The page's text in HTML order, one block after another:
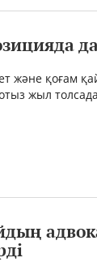
және қоғам
жыл